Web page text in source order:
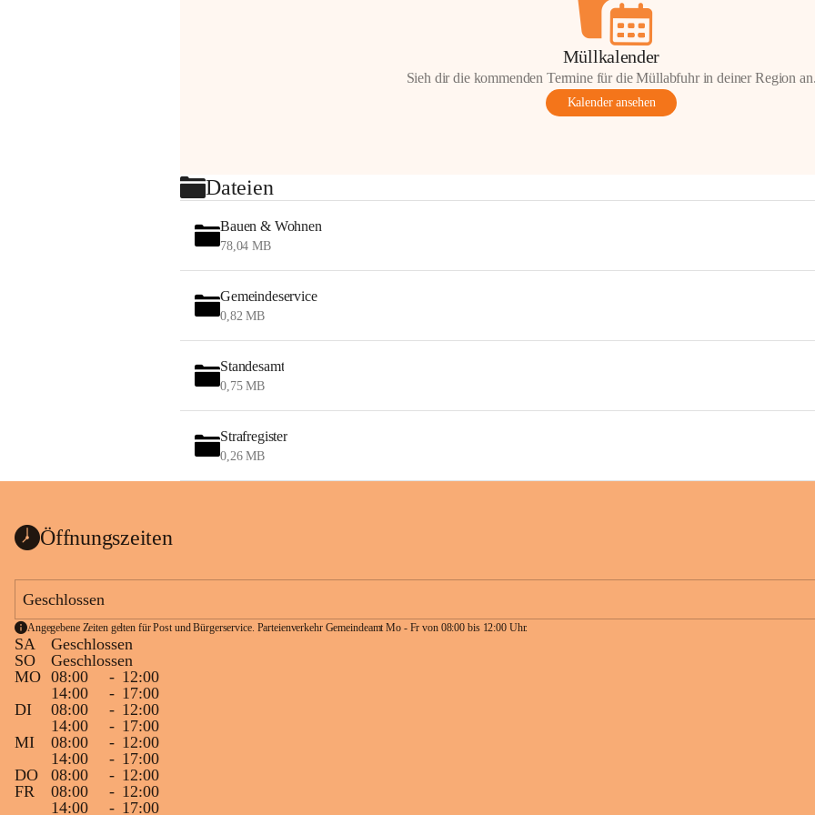
Müllkalender
Sieh dir die kommenden Termine für die Müllabfuhr in deiner Region
Kalender ansehen
Dateien
Bauen & Wohnen
78,04 MB
Gemeindeservice
0,82 MB
Standesamt
0,75 MB
Strafregister
0,26 MB
Öffnungszeiten
Geschlossen
Angegebene Zeiten gelten für Post und Bürgerservice. Parteienverkehr Gemeindeamt Mo - Fr von 08:00 bis 12:00 Uhr.
SA
Geschlossen
SO
Geschlossen
MO 08:00 - 12:00
14:00
- 17:00
DI
08:00 - 12:00
14:00
- 17:00
MI
08:00 - 12:00
14:00
- 17:00
DO
08:00 - 12:00
FR
08:00 - 12:00
14:00
- 17:00